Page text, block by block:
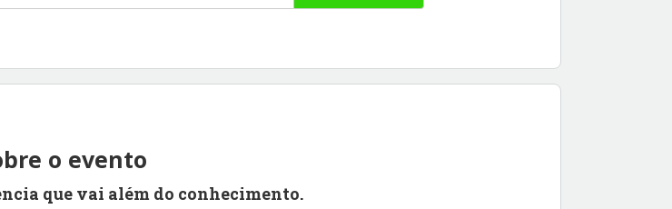
o evento
que vai além do conhecimento.